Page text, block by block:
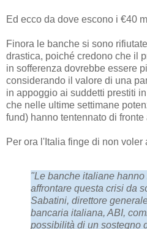
Ed ecco da dove escono i €40
Finora le banche si sono
drastica, poiché credono che il
in sofferenza dovrebbe essere
considerando il valore di una
in appoggio ai suddetti prestiti
che nelle ultime settimane
fund) hanno tentennato di
Per ora l'Italia finge di non voler
"Le banche italiane
affrontare questa crisi da
Sabatini, direttore
bancaria italiana, ABI,
possibilità di un sostegno